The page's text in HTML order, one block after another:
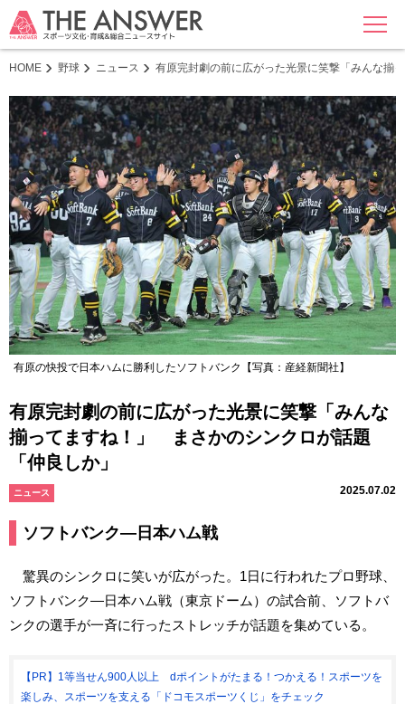
MENU
HOME 野球 ニュース 有原完封劇の前に広がった光景に笑撃「みんな
有原の快投で日本ハムに勝利したソフトバンク【写真：産経新聞社】
有原完封劇の前に広がった光景に笑撃「みんな
揃ってますね！」 まさかのシンクロが話題
「仲良しか」
ニュース 2025.07.02
ソフトバンク―日本ハム戦
驚異のシンクロに笑いが広がった。1日に行われたプロ野球、
ソフトバンク―日本ハム戦（東京ドーム）の試合前、ソフトバ
ンクの選手が一斉に行ったストレッチが話題を集めている。
【PR】1等当せん900人以上 dポイントがたまる！つかえる！スポーツを
楽しみ、スポーツを支える「ドコモスポーツくじ」をチェック